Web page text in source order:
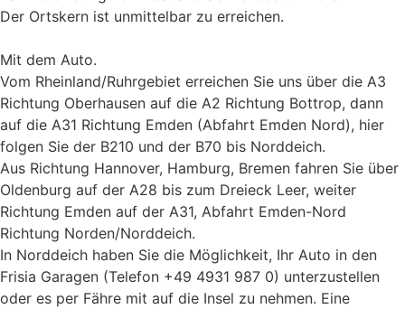
Der Ortskern ist unmittelbar zu erreichen.
Mit dem Auto.
Vom Rheinland/Ruhrgebiet erreichen Sie uns über die A3
Richtung Oberhausen auf die A2 Richtung Bottrop, dann
auf die A31 Richtung Emden (Abfahrt Emden Nord), hier
folgen Sie der B210 und der B70 bis Norddeich.
Aus Richtung Hannover, Hamburg, Bremen fahren Sie über
Oldenburg auf der A28 bis zum Dreieck Leer, weiter
Richtung Emden auf der A31, Abfahrt Emden-Nord
Richtung Norden/Norddeich.
In Norddeich haben Sie die Möglichkeit, Ihr Auto in den
Frisia Garagen (Telefon +49 4931 987 0) unterzustellen
oder es per Fähre mit auf die Insel zu nehmen. Eine